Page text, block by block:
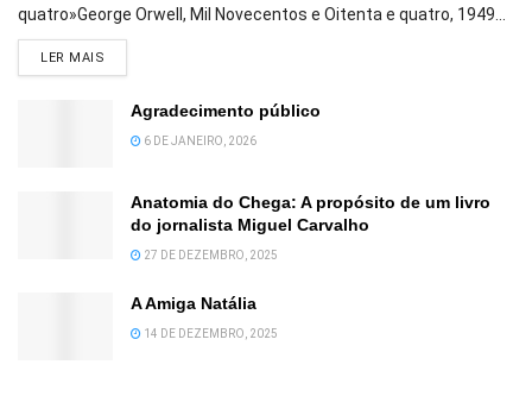
quatro»George Orwell, Mil Novecentos e Oitenta e quatro, 1949...
LER MAIS
Agradecimento público
6 DE JANEIRO, 2026
Anatomia do Chega: A propósito de um livro
do jornalista Miguel Carvalho
27 DE DEZEMBRO, 2025
A Amiga Natália
14 DE DEZEMBRO, 2025